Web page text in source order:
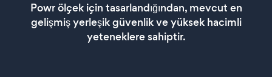
Powr ölçek için tasarlandığından, mevcut en
gelişmiş yerleşik güvenlik ve yüksek hacimli
yeteneklere sahiptir.